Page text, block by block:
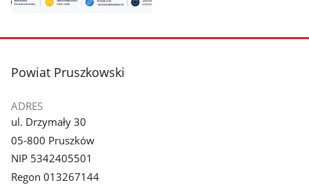
galerii.
stopka
Powiat Pruszkowski
ADRES
ul. Drzymały 30
05-800 Pruszków
NIP 5342405501
Regon 013267144